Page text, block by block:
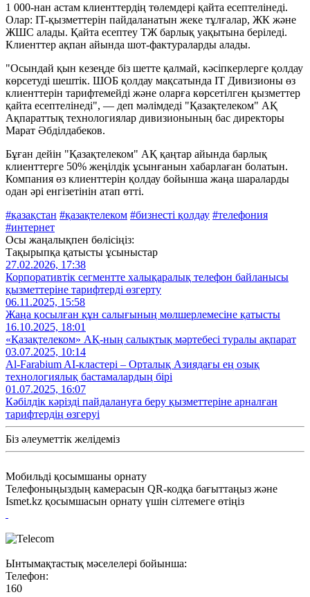
1 000-нан астам клиенттердің төлемдері қайта есептелінеді.
Олар: IT-қызметтерін пайдаланатын жеке тұлғалар, ЖК және
ЖШС алады. Қайта есептеу ТЖ барлық уақытына беріледі.
Клиенттер ақпан айында шот-фактураларды алады.
"Осындай қын кезеңде біз шетте қалмай, кәсіпкерлерге қолдау
көрсетуді шештік. ШОБ қолдау мақсатында IT Дивизионы өз
клиенттерін тарифтемейді және оларға көрсетілген қызметтер
қайта есептелінеді", — деп мәлімдеді "Қазақтелеком" АҚ
Ақпараттық технологиялар дивизионының бас директоры
Марат Әбділдабеков.
Бұған дейін "Қазақтелеком" АҚ қаңтар айында барлық
клиенттерге 50% жеңілдік ұсынғанын хабарлаған болатын.
Компания өз клиенттерін қолдау бойынша жаңа шараларды
одан әрі енгізетінін атап өтті.
#қазақстан #қазақтелеком #бизнесті қолдау #телефония
#интернет
Осы жаңалықпен бөлісіңіз:
Тақырыпқа қатысты ұсыныстар
27.02.2026, 17:38
Корпоративтік сегментте халықаралық телефон байланысы
қызметтеріне тарифтерді өзгерту
06.11.2025, 15:58
Жаңа қосылған құн салығының мөлшерлемесіне қатысты
16.10.2025, 18:01
«Қазақтелеком» АҚ-ның салықтық мәртебесі туралы ақпарат
03.07.2025, 10:14
Al‑Farabium AI‑кластері – Орталық Азиядағы ең озық
технологиялық бастамалардың бірі
01.07.2025, 16:07
Кәбілдік кәрізді пайдалануға беру қызметтеріне арналған
тарифтердің өзгеруі
Біз әлеуметтік желідеміз
Мобильді қосымшаны орнату
Телефоныңыздың камерасын QR-кодқа бағыттаңыз және
Ismet.kz қосымшасын орнату үшін сілтемеге өтіңіз
Ынтымақтастық мәселелері бойынша:
Телефон:
160